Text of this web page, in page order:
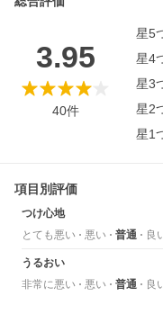
3.95
40件
星5
星4
星3
星2
星1
項目別評価
つけ心地
とても悪い
悪い 普通 良
うるおい
非常に悪い
悪い 普通 良